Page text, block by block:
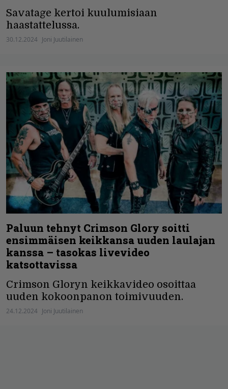
Savatage kertoi kuulumisiaan
haastattelussa.
30.12.2024 Joni Juutilainen
Paluun tehnyt Crimson Glory soitti
ensimmäisen keikkansa uuden laulajan
kanssa – tasokas livevideo
katsottavissa
Crimson Gloryn keikkavideo osoittaa
uuden kokoonpanon toimivuuden.
24.12.2024 Joni Juutilainen